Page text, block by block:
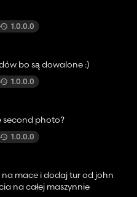
1.0.0.0
bo są dowalone :)
1.0.0.0
second photo?
1.0.0.0
na mace i dodaj tur od john
na całej maszynnie